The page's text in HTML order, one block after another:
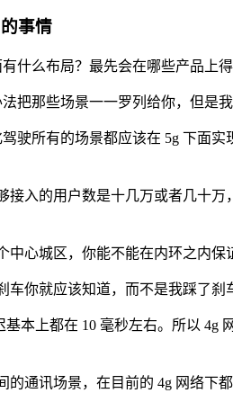
事情
什么布局？最先会在哪些产品上得
把那些场景一一罗列给你，但是我
驶所有的场景都应该在 5g 下面
入的用户数是十几万或者几十
心城区，你能不能在内环之内
你就应该知道，而不是我踩了
本上都在 10 毫秒左右。所以
通讯场景，在目前的 4g 网络